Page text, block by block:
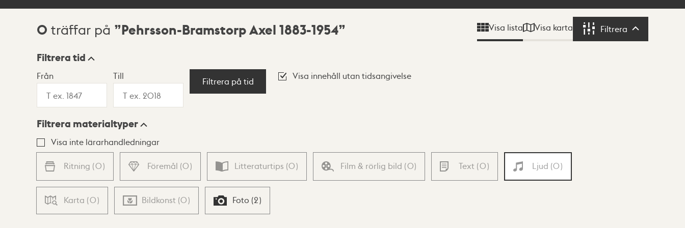
Sökresultat
0 träffar på Pehrsson-Bramstorp Axel 1883-1954 Visa lista Visa karta Filtrera Filtrera
Visningsläge
Lista Karta
Filtrera tid
Från Till
Filtrera på tid
Visa innehåll utan tidsangivelse
Filtrera materialtyper
Visa inte lärarhandledningar
Ritning (0) Föremål (0) Litteraturtips (0) Film & rörlig bild (0) Text (0) Ljud (0)
Karta (0) Bildkonst (0) Foto (2)